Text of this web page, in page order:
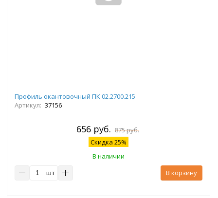
Профиль окантовочный ПК 02.2700.215
Артикул: 37156
656 руб. 875 руб.
Скидка 25%
В наличии
шт
В корзину